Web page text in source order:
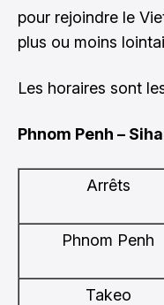
pour rejoindre le
plus ou moins
Les horaires sont
Phnom Penh –
Arrêts
Phnom Penh
Takeo